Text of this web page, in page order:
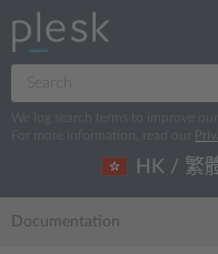
We log search terms to improve
For more information, read our
HK / 繁
Documentation